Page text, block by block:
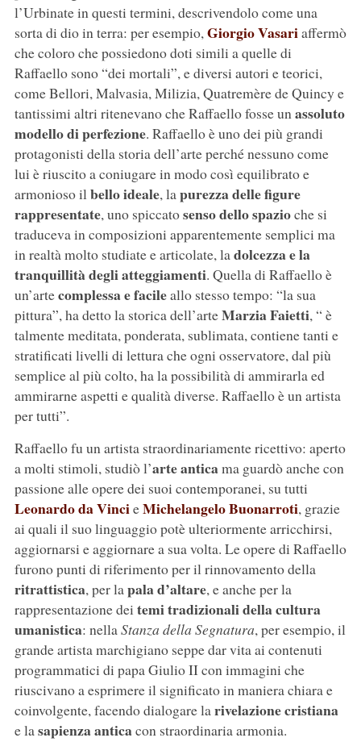
l’Urbinate in questi termini, descrivendolo come una
sorta di dio in terra: per esempio,Giorgio Vasariaffermò
che coloro che possiedono doti simili a quelle di
Raffaello sono “dei mortali”, e diversi autori e teorici,
come Bellori, Malvasia, Milizia, Quatremère de Quincy e
tantissimi altri ritenevano che Raffaello fosse unassoluto
modello di perfezione. Raffaello è uno dei più grandi
protagonisti della storia dell’arte perché nessuno come
lui è riuscito a coniugare in modo così equilibrato e
armonioso ilbello ideale, lapurezza delle figure
rappresentate, uno spiccatosenso dello spazioche si
traduceva in composizioni apparentemente semplici ma
in realtà molto studiate e articolate, ladolcezza e la
tranquillità degli atteggiamenti. Quella di Raffaello è
un’artecomplessa e facileallo stesso tempo: “la sua
pittura”, ha detto la storica dell’arteMarzia Faietti, “ è
talmente meditata, ponderata, sublimata, contiene tanti e
stratificati livelli di lettura che ogni osservatore, dal più
semplice al più colto, ha la possibilità di ammirarla ed
ammirarne aspetti e qualità diverse. Raffaello è un artista
per tutti”.
Raffaello fu un artista straordinariamente ricettivo: aperto
a molti stimoli, studiò l’arte anticama guardò anche con
passione alle opere dei suoi contemporanei, su tutti
Leonardo da VincieMichelangelo Buonarroti, grazie
ai quali il suo linguaggio potè ulteriormente arricchirsi,
aggiornarsi e aggiornare a sua volta. Le opere di Raffaello
furono punti di riferimento per il rinnovamento della
ritrattistica, per lapala d’altare, e anche per la
rappresentazione dei temi tradizionali della cultura
umanistica: nellaStanza della Segnatura, per esempio, il
grande artista marchigiano seppe dar vita ai contenuti
programmatici di papa Giulio II con immagini che
riuscivano a esprimere il significato in maniera chiara e
coinvolgente, facendo dialogare larivelazione cristiana
e lasapienza anticacon straordinaria armonia.